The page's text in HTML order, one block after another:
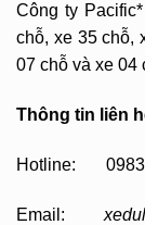
Công ty
chỗ, xe 35 chỗ,
07 chỗ và xe 04
Thông tin liên
Hotline:
Email: